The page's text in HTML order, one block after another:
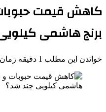
کاهش قیمت حبوبات و
برنج هاشمی
خواندن این مطلب 1 دقیقه زمان میبرد